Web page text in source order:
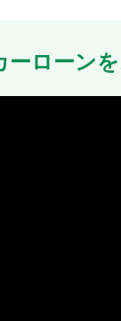
ーローン